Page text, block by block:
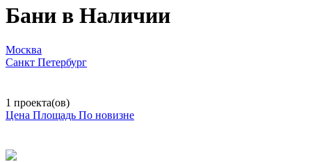
Бани в Наличии
Москва
Санкт Петербург
1 проекта(ов)
Цена Площадь По новизне